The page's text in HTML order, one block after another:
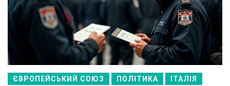
ЄВРОПЕЙСЬКИЙ СОЮЗ ПОЛІТИКА ІТАЛІЯ